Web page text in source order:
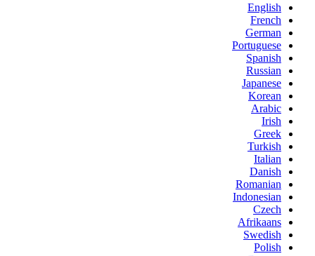
English
French
German
Portuguese
Spanish
Russian
Japanese
Korean
Arabic
Irish
Greek
Turkish
Italian
Danish
Romanian
Indonesian
Czech
Afrikaans
Swedish
Polish